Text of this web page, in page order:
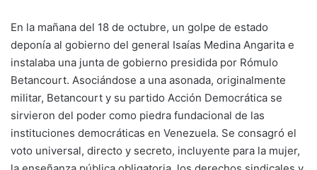
En la mañana del 18 de octubre, un golpe de estado
deponía al gobierno del general Isaías Medina Angarita e
instalaba una junta de gobierno presidida por Rómulo
Betancourt. Asociándose a una asonada, originalmente
militar, Betancourt y su partido Acción Democrática se
sirvieron del poder como piedra fundacional de las
instituciones democráticas en Venezuela. Se consagró el
voto universal, directo y secreto, incluyente para la mujer,